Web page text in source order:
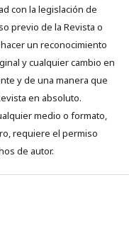
con la legislación de
previo de la Revista o
un reconocimiento
y cualquier cambio en
y de una manera que
en absoluto.
medio o formato,
requiere el permiso
de autor.